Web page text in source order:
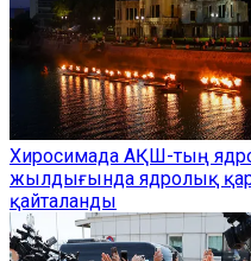
Хиросимада АҚШ-тың
жылдығында ядролық
қайталанды